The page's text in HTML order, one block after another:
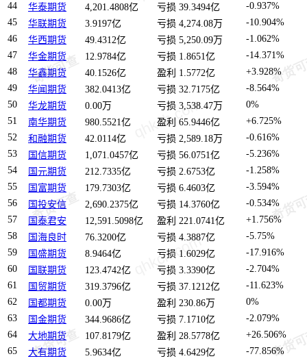
44
华泰期货 4,201.4808亿 亏损 39.3494亿
-0.937%
45
华联期货 3.9197亿 亏损 4,274.08万
-10.904%
46
华西期货 49.4312亿 亏损 5,250.09万
-1.062%
47
华金期货 12.9784亿 亏损 1.8651亿
-14.371%
48
华鑫期货 40.1526亿 盈利 1.5772亿
+3.928%
49
华闻期货 382.0413亿 亏损 32.7175亿
-8.564%
50
华龙期货 0.00万 亏损 3,538.47万
0%
51
南华期货 980.5521亿 盈利 65.9446亿
+6.725%
52
和融期货 42.0114亿 亏损 2,589.18万
-0.616%
53
国信期货 1,071.0457亿 亏损 56.0751亿
-5.236%
54
国元期货 212.7335亿 亏损 2.6753亿
-1.258%
55
国富期货 179.7303亿 亏损 6.4603亿
-3.594%
56
国投安信 2,690.2375亿 亏损 14.3760亿
-0.534%
57
国泰君安 12,591.5098亿 盈利 221.0741亿
+1.756%
58
国海良时 76.3200亿 亏损 4.3887亿
-5.75%
59
国盛期货 8.9464亿 亏损 1.6029亿
-17.916%
60
国联期货 123.4742亿 亏损 3.3390亿
-2.704%
61
国贸期货 319.3796亿 亏损 37.1212亿
-11.623%
62
国都期货 0.00万 盈利 230.86万
0%
63
国金期货 344.9686亿 亏损 7.1710亿
-2.079%
64
大地期货 107.8179亿 盈利 28.5778亿
+26.506%
65
大有期货 5.9634亿 亏损 4.6429亿
-77.856%